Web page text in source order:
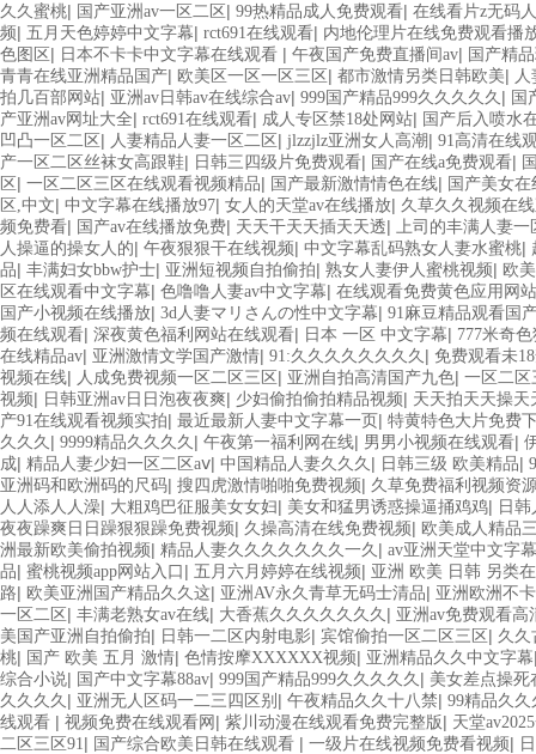
久久蜜桃| 国产亚洲av一区二区 | 99热精品成人免费观看| 在线看片z无码
频| 五月天色婷婷中文字幕| rct691在线观看| 内地伦理片在线免费观看播
色图区 | 日本不卡卡中文字幕在线观看 | 午夜国产免费直播间av| 国产精
青青在线亚洲精品国产| 欧美区一区一区三区 | 都市激情另类日韩欧美|
拍几百部网站| 亚洲av日韩av在线综合av| 999国产精品999久久久久久 | 国
产亚洲av网址大全| rct691在线观看| 成人专区禁18处网站| 国产后入喷水
凹凸一区二区 | 人妻精品人妻一区二区 | jlzzjlz亚洲女人高潮| 91高清在线
产一区二区丝袜女高跟鞋| 日韩三四级片免费观看| 国产在线a免费观看|
区 | 一区二区三区在线观看视频精品| 国产最新激情情色在线| 国产美女
区,中文| 中文字幕在线播放97| 女人的天堂av在线播放| 久草久久视频在
频免费看| 国产av在线播放免费| 天天干天天插天天透| 上司的丰满人妻一
人操逼的操女人的| 午夜狠狠干在线视频| 中文字幕乱码熟女人妻水蜜桃|
品| 丰满妇女bbw护士| 亚洲短视频自拍偷拍| 熟女人妻伊人蜜桃视频| 欧
区在线观看中文字幕| 色噜噜人妻av中文字幕| 在线观看免费黄色应用网站
国产小视频在线播放| 3d人妻マリさんの性中文字幕| 91麻豆精品观看国
频在线观看| 深夜黄色福利网站在线观看| 日本 一区 中文字幕| 777米奇
在线精品av| 亚洲激情文学国产激情| 91:久久久久久久久久 | 免费观看未
视频在线| 人成免费视频一区二区三区 | 亚洲自拍高清国产九色| 一区二区
视频| 日韩亚洲av日日泡夜夜爽| 少妇偷拍偷拍精品视频| 天天拍天天操天
产91在线观看视频实拍| 最近最新人妻中文字幕一页 | 特黄特色大片免费
久久久 | 9999精品久久久久 | 午夜第一福利网在线| 男男小视频在线观看|
成| 精品人妻少妇一区二区aⅴ| 中国精品人妻久久久 | 日韩三级 欧美精品|
亚洲码和欧洲码的尺码| 搜四虎激情啪啪免费视频| 久草免费福利视频资
人人添人人澡| 大粗鸡巴征服美女女妇| 美女和猛男诱惑操逼捅鸡鸡| 日
夜夜躁爽日日躁狠狠躁免费视频| 久操高清在线免费视频| 欧美成人精品
洲最新欧美偷拍视频| 精品人妻久久久久久久久一久 | av亚洲天堂中文字幕
品| 蜜桃视频app网站入口 | 五月六月婷婷在线视频| 亚洲 欧美 日韩 另类
路| 欧美亚洲国产精品久久这| 亚洲AV永久青草无码士清品| 亚洲欧洲不
一区二区 | 丰满老熟女av在线| 大香蕉久久久久久久久 | 亚洲av免费观看高
美国产亚洲自拍偷拍| 日韩一二区内射电影| 宾馆偷拍一区二区三区 | 久久
桃| 国产 欧美 五月 激情| 色情按摩XXXXXX视频| 亚洲精品久久中文字幕
综合小说| 国产中文字幕88av| 999国产精品999久久久久久 | 美女差点操死
久久久久 | 亚洲无人区码一二三四区别 | 午夜精品久久十八禁| 99精品久
线观看 | 视频免费在线观看网 | 紫川动漫在线观看免费完整版 | 天堂
二区三区91| 国产综合欧美日韩在线观看 | 一级片在线视频免费看视频|